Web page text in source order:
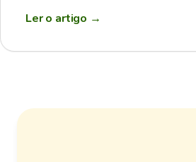
Ler o artigo →